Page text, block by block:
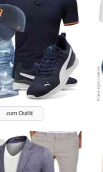
zum Outfit